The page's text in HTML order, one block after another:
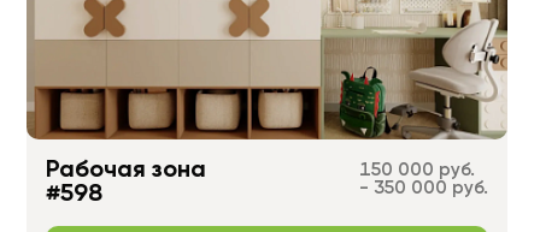
Рабочая зона
#598
150 000 руб.
- 350 000 руб.